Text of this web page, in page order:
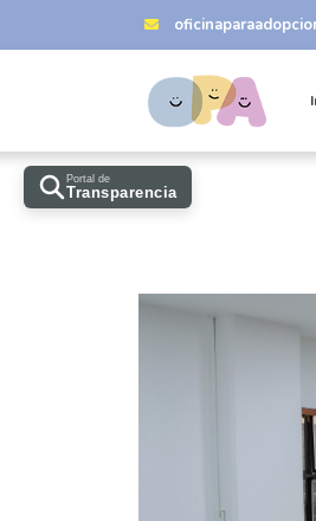
Portal de
Transparencia